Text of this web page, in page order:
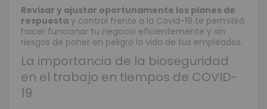
Revisar y ajustar oportunamente los planes de
respuesta y control frente a la Covid-19 te permitirá
hacer funcionar tu negocio eficientemente y sin
riesgos de poner en peligro la vida de tus empleados.
La importancia de la bioseguridad
en el trabajo en tiempos de COVID-
19